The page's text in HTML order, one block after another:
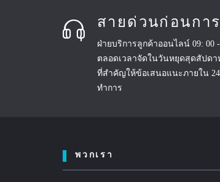
สายด่วนก่อนการ
ฝ่ายบริการลูกค้าออนไลน์ 09: 00
ตลอดเวลาจัดในวันหยุดสุดสัปด
ที่สำคัญให้ข้อเสนอแนะภายใน
ทำการ
พวกเรา